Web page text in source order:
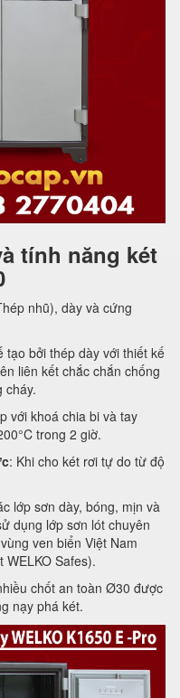
tính năng két
nhũ), dày và cứng
tạo bởi thép dày với thiết kế
liên kết chắc chắn chống
cháy.
với khoá chia bi và tay
trong 2 giờ.
: Khi cho két rơi tự do từ độ
lớp sơn dày, bóng, mịn và
dụng lớp sơn lót chuyên
ven biển Việt Nam
Safes).
chốt an toàn Ø30 được
nạy phá két.